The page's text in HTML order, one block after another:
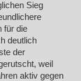
Sieg
für die
deutlich
der
weil
aktiv gegen